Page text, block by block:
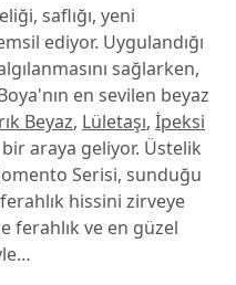
saflığı, yeni
ediyor. Uygulandığı
sağlarken,
en sevilen beyaz
Beyaz, Lületaşı, İpeksi
araya geliyor. Üstelik
Serisi, sunduğu
hissini zirveye
ferahlık ve en güzel